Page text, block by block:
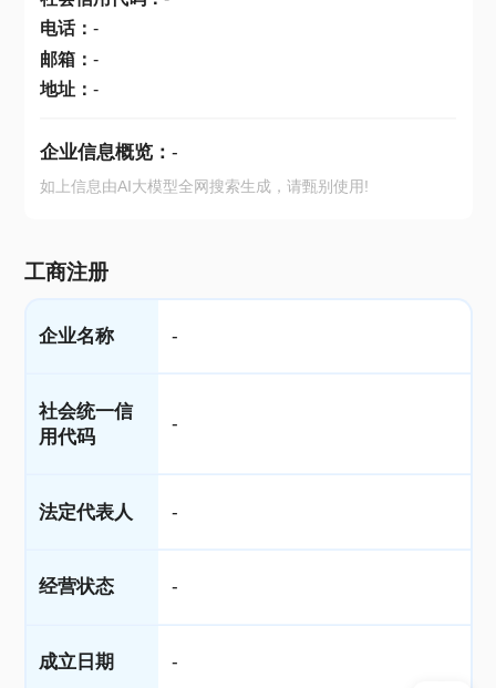
电话： -
邮箱： -
地址： -
企业信息概览： -
如上信息由AI大模型全网搜索生成，请甄别使用!
工商注册
企业名称 -
社会统一信
用代码
-
法定代表人 -
经营状态 -
成立日期 -